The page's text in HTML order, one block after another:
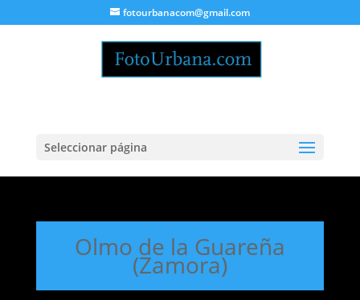
fotourbanacom@gmail.com
Seleccionar página
Olmo de la Guareña
(Zamora)